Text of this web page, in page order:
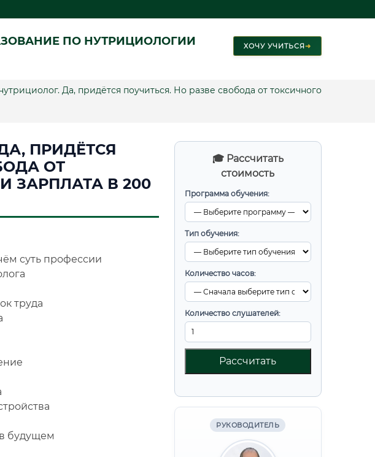
ПО НУТРИЦИОЛОГИИ ХОЧУ УЧИТЬСЯ➜
Да, придётся поучиться. Но разве свобода от токсичного
🎓 Рассчитать
стоимость
Программа обучения:
Тип обучения:
Количество часов:
Количество слушателей:
Рассчитать
РУКОВОДИТЕЛЬ
ПРИДЁТСЯ
ОТ
ЗАРПЛАТА В 200
суть профессии
труда
будущем